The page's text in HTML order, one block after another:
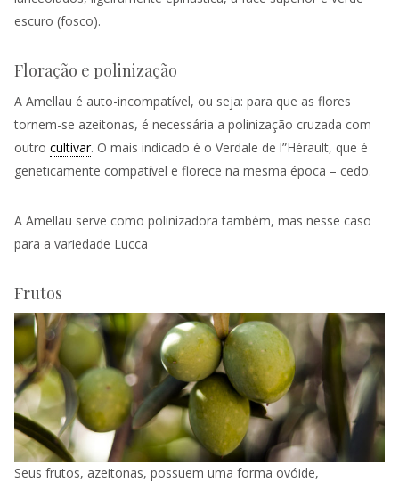
escuro (fosco).
Floração e polinização
A Amellau é auto-incompatível, ou seja: para que as flores
tornem-se azeitonas, é necessária a polinização cruzada com
outro cultivar. O mais indicado é o Verdale de l”Hérault, que é
geneticamente compatível e florece na mesma época – cedo.
A Amellau serve como polinizadora também, mas nesse caso
para a variedade Lucca
Frutos
Seus frutos, azeitonas, possuem uma forma ovóide,